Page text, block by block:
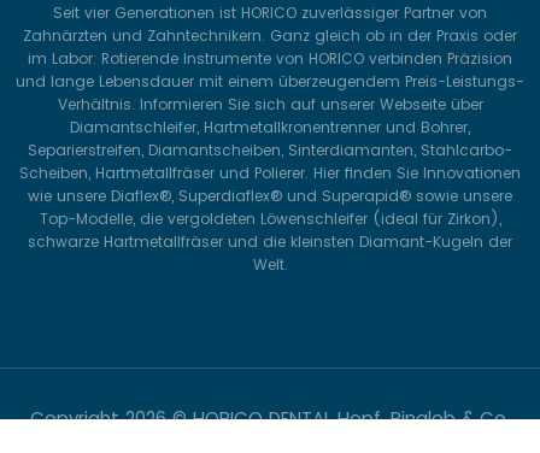
Seit vier Generationen ist HORICO zuverlässiger Partner von
Zahnärzten und Zahntechnikern. Ganz gleich ob in der Praxis oder
im Labor: Rotierende Instrumente von HORICO verbinden Präzision
und lange Lebensdauer mit einem überzeugendem Preis-Leistungs-
Verhältnis. Informieren Sie sich auf unserer Webseite über
Diamantschleifer, Hartmetallkronentrenner und Bohrer,
Separierstreifen, Diamantscheiben, Sinterdiamanten, Stahlcarbo-
Scheiben, Hartmetallfräser und Polierer. Hier finden Sie Innovationen
wie unsere Diaflex®, Superdiaflex® und Superapid® sowie unsere
Top-Modelle, die vergoldeten Löwenschleifer (ideal für Zirkon),
schwarze Hartmetallfräser und die kleinsten Diamant-Kugeln der
Welt.
Copyright2026 © HORICO DENTAL Hopf, Ringleb & Co.